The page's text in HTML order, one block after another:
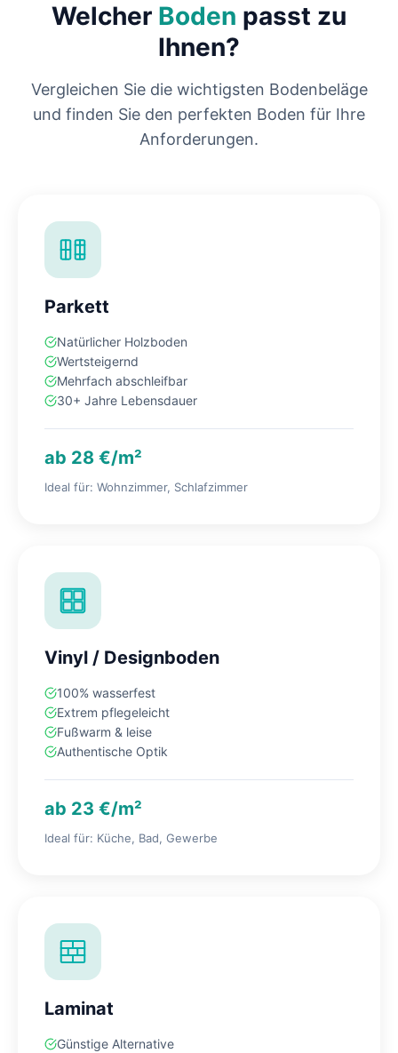
Welcher Boden passt zu
Ihnen?
Vergleichen Sie die wichtigsten Bodenbeläge
und finden Sie den perfekten Boden für Ihre
Anforderungen.
Parkett
Natürlicher Holzboden
Wertsteigernd
Mehrfach abschleifbar
30+ Jahre Lebensdauer
ab 28 €/m²
Ideal für: Wohnzimmer, Schlafzimmer
Vinyl / Designboden
100% wasserfest
Extrem pflegeleicht
Fußwarm & leise
Authentische Optik
ab 23 €/m²
Ideal für: Küche, Bad, Gewerbe
Laminat
Günstige Alternative